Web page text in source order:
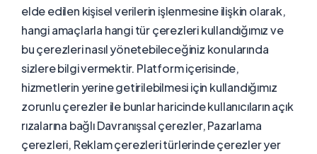
elde edilen kişisel verilerin işlenmesine ilişkin olarak,
hangi amaçlarla hangi tür çerezleri kullandığımız ve
bu çerezleri nasıl yönetebileceğiniz konularında
sizlere bilgi vermektir. Platform içerisinde,
hizmetlerin yerine getirilebilmesi için kullandığımız
zorunlu çerezler ile bunlar haricinde kullanıcıların açık
rızalarına bağlı Davranışsal çerezler, Pazarlama
çerezleri, Reklam çerezleri türlerinde çerezler yer